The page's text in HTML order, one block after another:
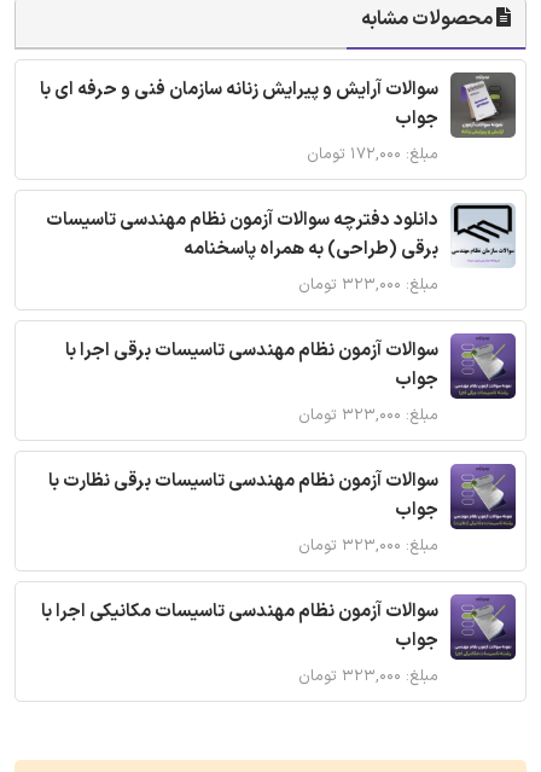
محصولات مشابه
سوالات آرایش و پیرایش زنانه سازمان فنی و حرفه ای با
جواب
مبلغ: ۱۷۲,۰۰۰ تومان
دانلود دفترچه سوالات آزمون نظام مهندسی تاسیسات
برقی (طراحی) به همراه پاسخنامه
مبلغ: ۳۲۳,۰۰۰ تومان
سوالات آزمون نظام مهندسی تاسیسات برقی اجرا با
جواب
مبلغ: ۳۲۳,۰۰۰ تومان
سوالات آزمون نظام مهندسی تاسیسات برقی نظارت با
جواب
مبلغ: ۳۲۳,۰۰۰ تومان
سوالات آزمون نظام مهندسی تاسیسات مکانیکی اجرا با
جواب
مبلغ: ۳۲۳,۰۰۰ تومان